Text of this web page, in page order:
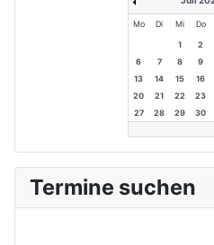
Mo Di Mi Do
1 2
6
7 8 9
13
14 15 16
20
21 22 23
27
28 29 30
Termine suchen